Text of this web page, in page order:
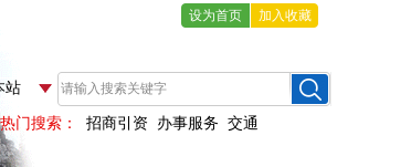
设为首页 加入收藏